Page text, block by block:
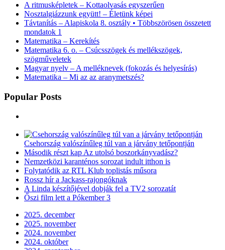
A ritmusképletek – Kottaolvasás egyszerűen
Nosztalgiázzunk együtt! – Életünk képei
Távtanítás – Alapiskola 8. osztály • Többszörösen összetett
mondatok 1
Matematika – Kerekítés
Matematika 6. o. – Csúcsszögek és mellékszögek,
szögműveletek
Magyar nyelv – A melléknevek (fokozás és helyesírás)
Matematika – Mi az az aranymetszés?
Popular Posts
Csehország valószínűleg túl van a járvány tetőpontján
Második részt kap Az utolsó boszorkányvadász?
Nemzetközi karanténos sorozat indult itthon is
Folytatódik az RTL Klub toplistás műsora
Rossz hír a Jackass-rajongóknak
A Linda készítőjével dobják fel a TV2 sorozatát
Őszi film lett a Pókember 3
2025. december
2025. november
2024. november
2024. október